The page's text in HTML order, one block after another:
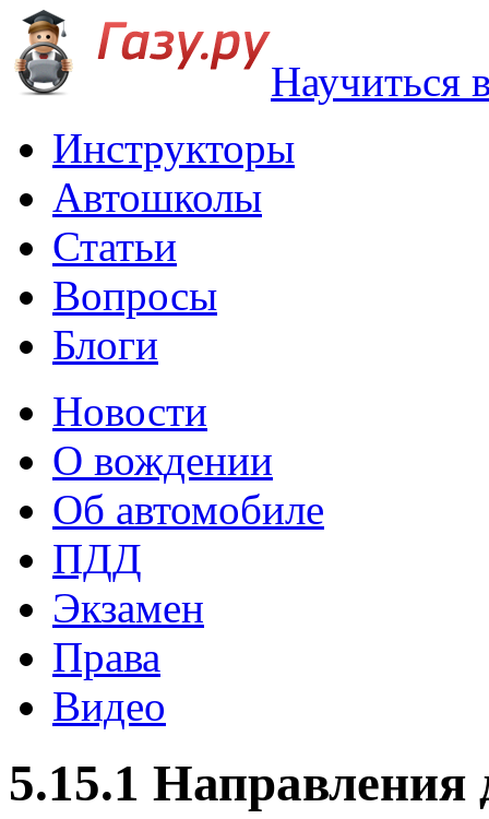
Научиться
Инструкторы
Автошколы
Статьи
Вопросы
Блоги
Новости
О вождении
Об автомобиле
ПДД
Экзамен
Права
Видео
5.15.1